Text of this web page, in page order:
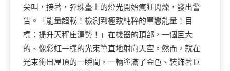
尖叫，接著，彈珠臺上的燈光開始瘋狂閃爍，發出警
告。「能量超載！檢測到極致純粹的單戀能量！目
標：提升天秤座運勢！」在機器的頂部，一個巨大
的、像彩虹一樣的光束筆直地射向天空。然而，就在
光束衝出屋頂的一瞬間，一輛塗滿了金色、裝飾著巨